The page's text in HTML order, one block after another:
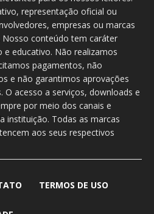
representação oficial ou
empresas ou marcas
conteúdo tem caráter
educativo. Não realizamos
pagamentos, não
e não garantimos aprovações
O acesso a serviços, downloads e
por meio dos canais e
instituição. Todas as marcas
aos seus respectivos
TERMOS DE USO